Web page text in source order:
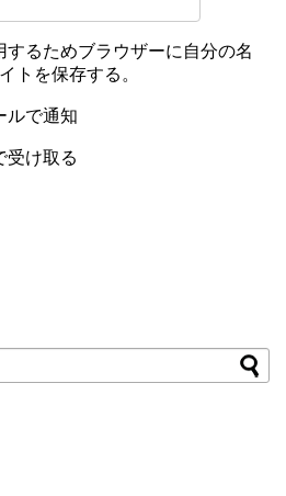
するためブラウザーに自分の名
トを保存する。
ルで通知
受け取る